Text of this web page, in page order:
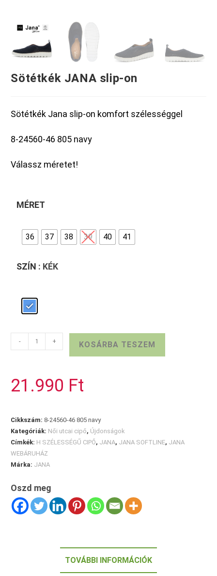
Sötétkék JANA slip-on
Sötétkék Jana slip-on komfort szélességgel
8-24560-46 805 navy
Válassz méretet!
MÉRET
36 37 38 39 40 41
SZÍN : KÉK
Sötétkék
JANA
mennyiség
- + KOSÁRBA TESZEM
21.990 Ft
Cikkszám: 8-24560-46 805 navy
Kategóriák: Női utcai cipő, Újdonságok
Címkék: H SZÉLESSÉGŰ CIPŐ, JANA, JANA SOFTLINE, JANA
WEBÁRUHÁZ
Márka: JANA
Oszd meg
TOVÁBBI INFORMÁCIÓK